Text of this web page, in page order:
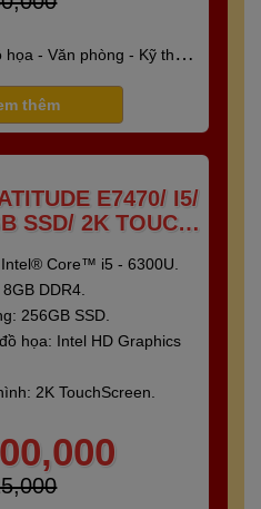
họa - Văn phòng - Kỹ thuật
thêm
E7470/ I5/
SSD/ 2K TOUCH
Intel® Core™ i5 - 6300U.
8GB DDR4.
256GB SSD.
họa: Intel HD Graphics
2K TouchScreen.